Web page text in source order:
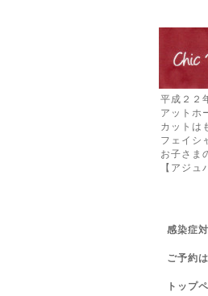
平成２２
アットホ
カットは
フェイシ
お子さま
【アジ
感染症
ご予約
トップ